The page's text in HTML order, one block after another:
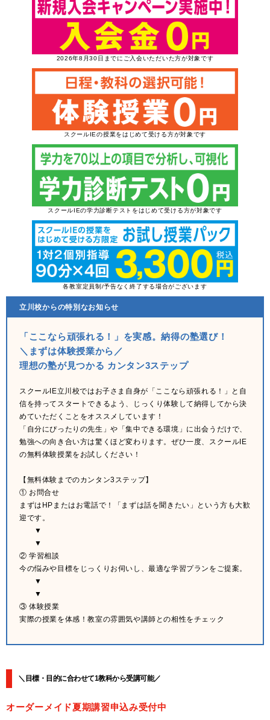
2026年8月30日までにご入会いただいた方が対象です
スクールIEの授業をはじめて受ける方が対象です
スクールIEの学力診断テストをはじめて受ける方が対象です
各教室定員制/予告なく終了する場合がございます
立川校からの特別なお知らせ
「ここなら頑張れる！」を実感。納得の塾選び！
＼まずは体験授業から／
理想の塾が見つかる カンタン3ステップ
スクールIE立川校ではお子さま自身が「ここなら頑張れる！」と自
信を持ってスタートできるよう、じっくり体験して納得してから決
めていただくことをオススメしています！
「自分にぴったりの先生」や「集中できる環境」に出会うだけで、
勉強への向き合い方は驚くほど変わります。ぜひ一度、スクールIE
の無料体験授業をお試しください！
【無料体験までのカンタン3ステップ】
① お問合せ
まずはHPまたはお電話で！「まずは話を聞きたい」という方も大歓
迎です。
▼
▼
② 学習相談
今の悩みや目標をじっくりお伺いし、最適な学習プランをご提案。
▼
▼
③ 体験授業
実際の授業を体感！教室の雰囲気や講師との相性をチェック
＼目標・目的に合わせて1教科から受講可能／
オーダーメイド夏期講習申込み受付中